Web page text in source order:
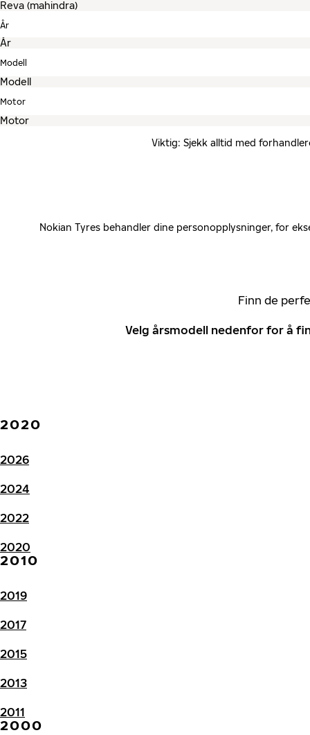
År
Modell
Motor
Viktig: Sjekk alltid med
Nokian Tyres behandler dine personopplysninger, for
Finn de
Velg årsmodell nedenfor for å
2020
2026
2024
2022
2020
2010
2019
2017
2015
2013
2011
2000